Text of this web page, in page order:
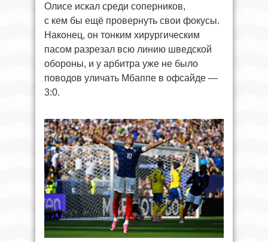
Олисе искал среди соперников,
с кем бы ещё провернуть свои фокусы.
Наконец, он тонким хирургическим
пасом разрезал всю линию шведской
обороны, и у арбитра уже не было
поводов уличать Мбаппе в офсайде —
3:0.